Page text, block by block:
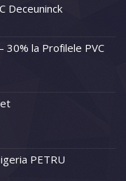
Deceuninck
30% la Profilele PVC
PETRU